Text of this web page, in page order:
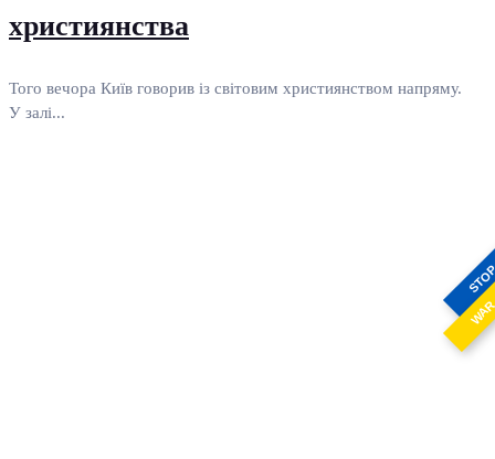
християнства
Того вечора Київ говорив із світовим християнством напряму.
У залі...